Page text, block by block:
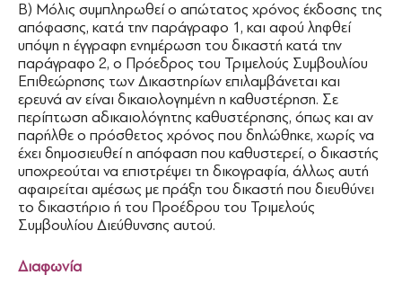
Β) Μόλις συμπληρωθεί ο απώτατος χρόνος έκδοσης της
απόφασης, κατά την παράγραφο 1, και αφού ληφθεί
υπόψη η έγγραφη ενημέρωση του δικαστή κατά την
παράγραφο 2, ο Πρόεδρος του Τριμελούς Συμβουλίου
Επιθεώρησης των Δικαστηρίων επιλαμβάνεται και
ερευνά αν είναι δικαιολογημένη η καθυστέρηση. Σε
περίπτωση αδικαιολόγητης καθυστέρησης, όπως και αν
παρήλθε ο πρόσθετος χρόνος που δηλώθηκε, χωρίς να
έχει δημοσιευθεί η απόφαση που καθυστερεί, ο δικαστής
υποχρεούται να επιστρέψει τη δικογραφία, άλλως αυτή
αφαιρείται αμέσως με πράξη του δικαστή που διευθύνει
το δικαστήριο ή του Προέδρου του Τριμελούς
Συμβουλίου Διεύθυνσης αυτού.
Διαφωνία